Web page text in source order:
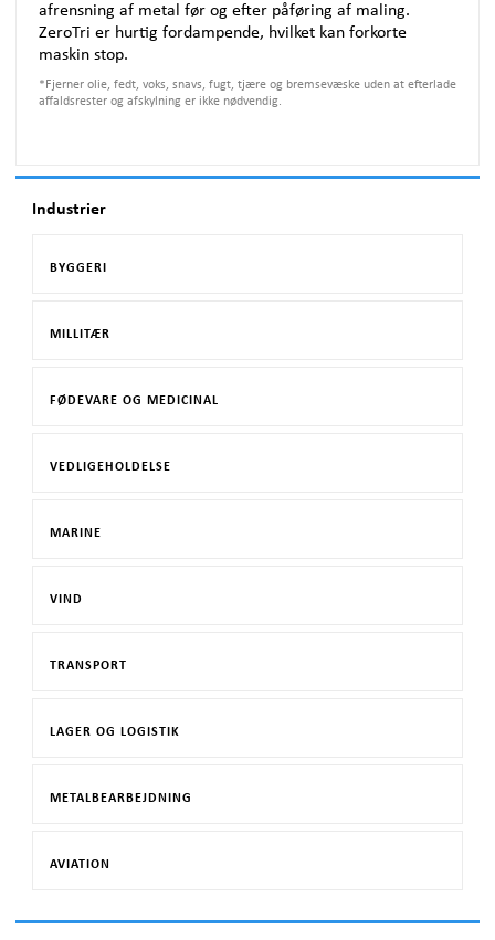
afrensning af metal før og efter påføring af maling.
ZeroTri er hurtig fordampende, hvilket kan forkorte
maskin stop.
* Fjerner olie, fedt, voks, snavs, fugt, tjære og bremsevæske uden at efterlade
affaldsrester og afskylning er ikke nødvendig.
Industrier
BYGGERI
MILLITÆR
FØDEVARE OG MEDICINAL
VEDLIGEHOLDELSE
MARINE
VIND
TRANSPORT
LAGER OG LOGISTIK
METALBEARBEJDNING
AVIATION